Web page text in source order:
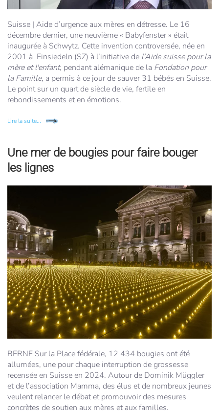
Suisse | Aide d’urgence aux mères en détresse. Le 16
décembre dernier, une neuvième « Babyfenster » était
inaugurée à Schwytz. Cette invention controversée, née en
2001 à Einsiedeln (SZ) à l’initiative de l'Aide suisse pour la
mère et l'enfant, pendant alémanique de la Fondation pour
la Famille, a permis à ce jour de sauver 31 bébés en Suisse.
Le point sur un quart de siècle de vie, fertile en
rebondissements et en émotions.
Lire la suite...
Une mer de bougies pour faire bouger
les lignes
BERNE Sur la Place fédérale, 12 434 bougies ont été
allumées, une pour chaque interruption de grossesse
recensée en Suisse en 2024. Autour de Dominik Müggler
et de l’association Mamma, des élus et de nombreux jeunes
veulent relancer le débat et promouvoir des mesures
concrètes de soutien aux mères et aux familles.